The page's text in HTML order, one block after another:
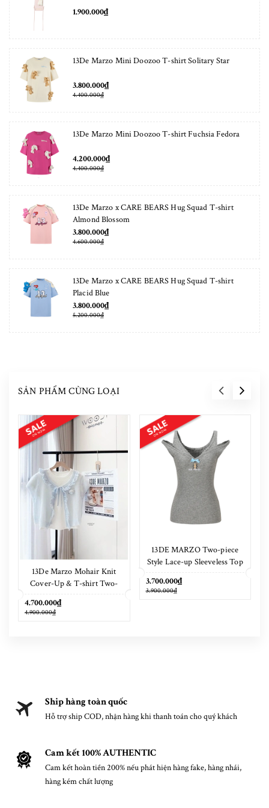
1.900.000₫
13De Marzo Mini Doozoo T-shirt Solitary Star
3.800.000₫
4.400.000₫
13De Marzo Mini Doozoo T-shirt Fuchsia Fedora
4.200.000₫
4.400.000₫
13De Marzo x CARE BEARS Hug Squad T-shirt
Almond Blossom
3.800.000₫
4.600.000₫
13De Marzo x CARE BEARS Hug Squad T-shirt
Placid Blue
3.800.000₫
5.200.000₫
SẢN PHẨM CÙNG LOẠI
13De Marzo Mohair Knit
Cover-Up & T-shirt Two-
4.700.000₫
4.900.000₫
13DE MARZO Two-piece
Style Lace-up Sleeveless Top
3.700.000₫
3.900.000₫
Ship hàng toàn quốc
Hỗ trợ ship COD, nhận hàng khi thanh toán cho quý khách
Cam kết 100% AUTHENTIC
Cam kết hoàn tiền 200% nếu phát hiện hàng fake, hàng nhái,
hàng kém chất lượng